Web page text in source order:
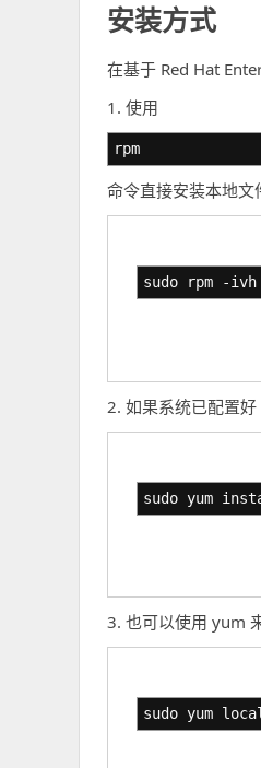
安装方式
在基于 Red Hat
1. 使用
rpm
命令直接安装本地文
sudo rpm -
2. 如果系统已配置
sudo yum
3. 也可以使用 yum
sudo yum